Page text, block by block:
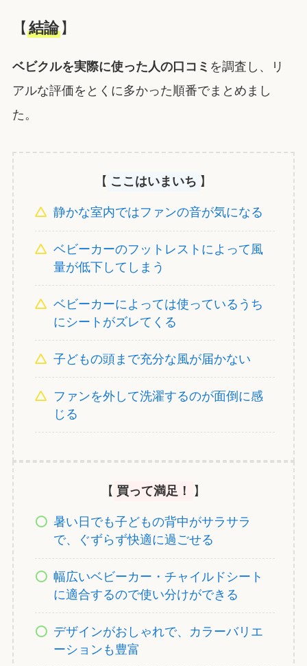
【結論】
ベビクルを実際に使った人の口コミ を調査し、リ
アルな評価をとくに多かった順番でまとめまし
た。
【 ここはいまいち 】
静かな室内ではファンの音が気になる
ベビーカーのフットレストによって風
量が低下してしまう
ベビーカーによっては使っているうち
にシートがズレてくる
子どもの頭まで充分な風が届かない
ファンを外して洗濯するのが面倒に感
じる
【 買って満足！ 】
暑い日でも子どもの背中がサラサラ
で、ぐずらず快適に過ごせる
幅広いベビーカー・チャイルドシート
に適合するので使い分けができる
デザインがおしゃれで、カラーバリエ
ーションも豊富